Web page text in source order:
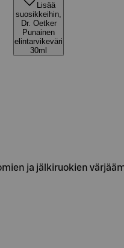
Lisää
suosikkeihin,
Dr. Oetker
Punainen
elintarvikeväri
30ml
ja jälkiruokien